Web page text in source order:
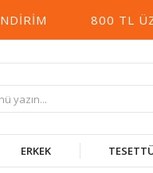
800 TL
ERKEK